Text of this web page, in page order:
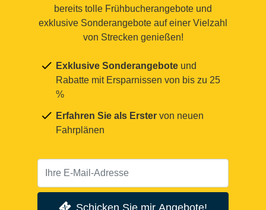
bereits tolle Frühbucherangebote und
exklusive Sonderangebote auf einer Vielzahl
von Strecken genießen!
Exklusive Sonderangebote und
Rabatte mit Ersparnissen von bis zu 25
%
Erfahren Sie als Erster von neuen
Fahrplänen
Schicken Sie mir Angebote!